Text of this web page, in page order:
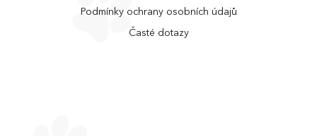
Podmínky ochrany osobních údajů
Časté dotazy